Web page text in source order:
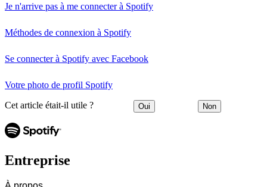
Je n'arrive pas à me connecter à Spotify
Méthodes de connexion à Spotify
Se connecter à Spotify avec Facebook
Votre photo de profil Spotify
Cet article était-il utile ? Oui Non
Entreprise